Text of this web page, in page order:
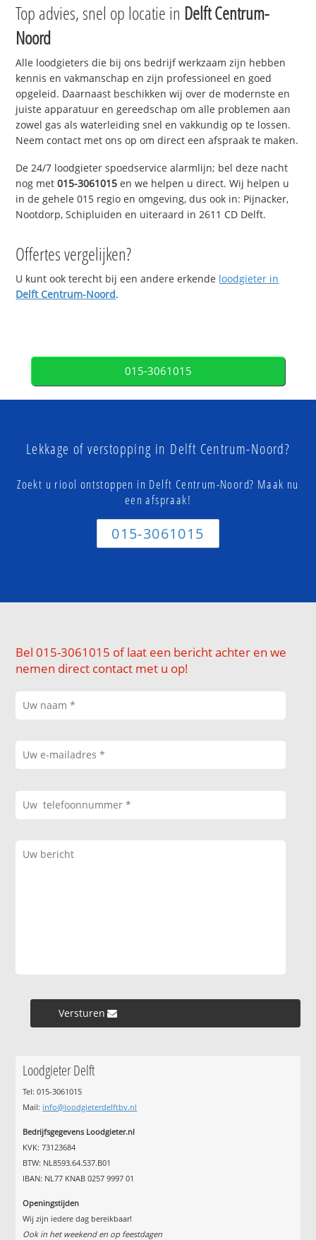
Top advies, snel op locatie in Delft Centrum-
Noord
Alle loodgieters die bij ons bedrijf werkzaam zijn hebben
kennis en vakmanschap en zijn professioneel en goed
opgeleid. Daarnaast beschikken wij over de modernste en
juiste apparatuur en gereedschap om alle problemen aan
zowel gas als waterleiding snel en vakkundig op te lossen.
Neem contact met ons op om direct een afspraak te maken.
De 24/7 loodgieter spoedservice alarmlijn; bel deze nacht
nog met015-3061015 en we helpen u direct. Wij helpen u
in de gehele 015 regio en omgeving, dus ook in: Pijnacker,
Nootdorp, Schipluiden en uiteraard in 2611 CD Delft.
Offertes vergelijken?
U kunt ook terecht bij een andere erkende loodgieter in
Delft Centrum-Noord.
015-3061015
Lekkage of verstopping in Delft Centrum-Noord?
Zoekt u riool ontstoppen in Delft Centrum-Noord? Maak nu
een afspraak!
015-3061015
Bel 015-3061015 of laat een bericht achter en we
nemen direct contact met u op!
Versturen »
Loodgieter Delft
Tel: 015-3061015
Mail: info@loodgieterdelftbv.nl
Bedrijfsgegevens Loodgieter.nl
KVK: 73123684
BTW: NL8593.64.537.B01
IBAN: NL77 KNAB 0257 9997 01
Openingstijden
Wij zijn iedere dag bereikbaar!
Ook in het weekend en op feestdagen